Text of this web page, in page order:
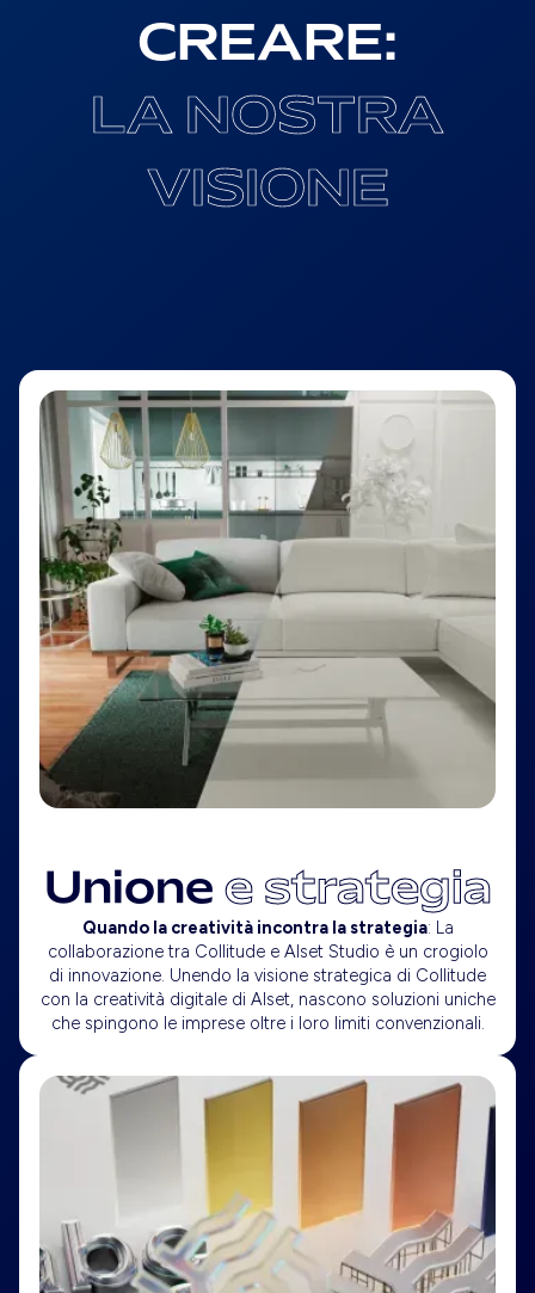
CREARE:
LA NOSTRA
VISIONE
Unione e strategia
Quando la creatività incontra la strategia: La
collaborazione tra Collitude e Alset Studio è un crogiolo
di innovazione. Unendo la visione strategica di Collitude
con la creatività digitale di Alset, nascono soluzioni uniche
che spingono le imprese oltre i loro limiti convenzionali.